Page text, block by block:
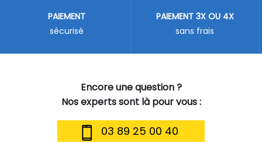
Encore une question ?
Nos experts sont là pour vous :
03 89 25 00 40
PAIEMENT
sécurisé
PAIEMENT 3X OU 4X
sans frais